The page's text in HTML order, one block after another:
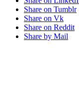
Share on Tumblr
Share on Vk
Share on Reddit
Share by Mail